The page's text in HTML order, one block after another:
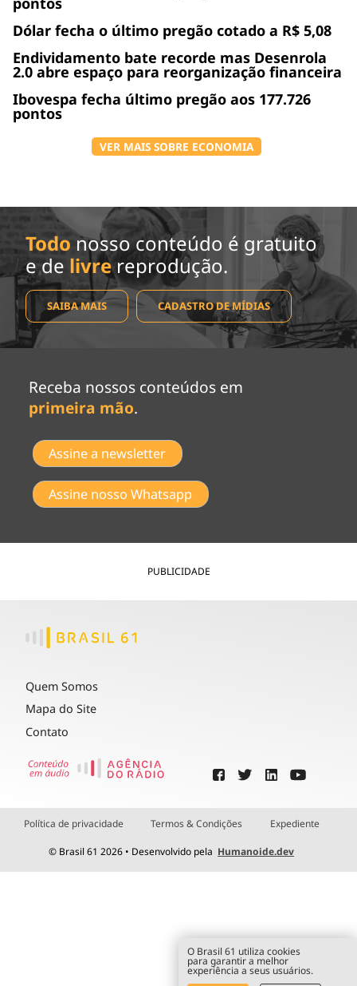
Dólar fecha o último pregão cotado a R$ 5,08
Endividamento bate recorde mas Desenrola
2.0 abre espaço para reorganização financeira
Ibovespa fecha último pregão aos 177.726
pontos
VER MAIS SOBRE ECONOMIA
Todo nosso conteúdo é gratuito
e de livrereprodução.
SAIBA MAIS CADASTRO DE MÍDIAS
Receba nossos conteúdos em
primeira mão.
Assine a newsletter
Assine nosso Whatsapp
PUBLICIDADE
Quem Somos
Mapa do Site
Contato
Política de privacidade Termos & Condições Expediente
© Brasil 61 2026 • Desenvolvido pela Humanoide.dev
O Brasil 61 utiliza cookies
para garantir a melhor
experiência a seus usuários.